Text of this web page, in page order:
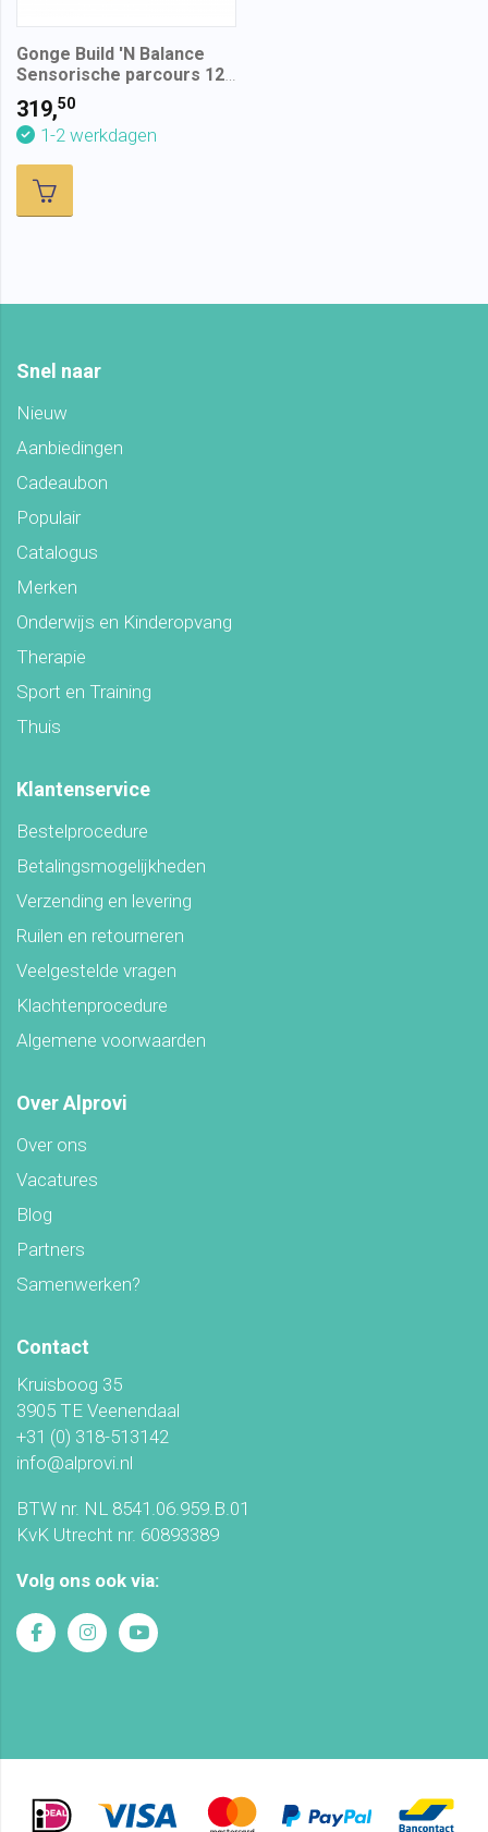
Gonge Build 'N Balance
Sensorische parcours 12-
319,50
1-2 werkdagen
Snel naar
Nieuw
Aanbiedingen
Cadeaubon
Populair
Catalogus
Merken
Onderwijs en Kinderopvang
Therapie
Sport en Training
Thuis
Klantenservice
Bestelprocedure
Betalingsmogelijkheden
Verzending en levering
Ruilen en retourneren
Veelgestelde vragen
Klachtenprocedure
Algemene voorwaarden
Over Alprovi
Over ons
Vacatures
Blog
Partners
Samenwerken?
Contact
Kruisboog 35
3905 TE Veenendaal
+31 (0) 318-513142
info@alprovi.nl
BTW nr. NL 8541.06.959.B.01
KvK Utrecht nr. 60893389
Volg ons ook via: